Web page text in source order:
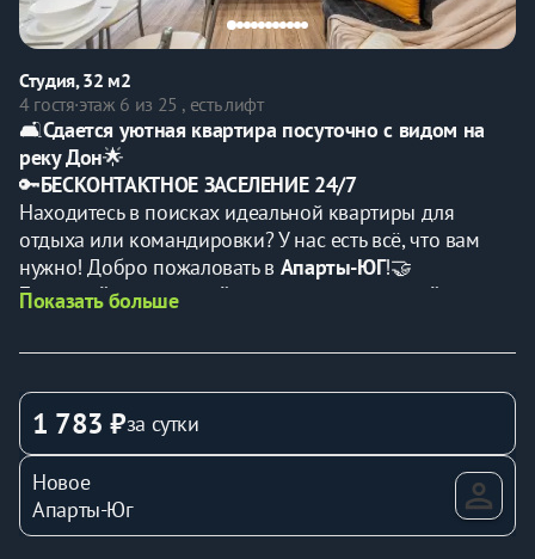
Студия, 32 м2
4 гостя·этаж 6 из 25 , есть лифт
🛋️Сдается уютная квартира посуточно с видом на
реку Дон🌟
🔑БЕСКОНТАКТНОЕ ЗАСЕЛЕНИЕ 24/7
Находитесь в поисках идеальной квартиры для
отдыха или командировки? У нас есть всё, что вам
нужно! Добро пожаловать в Апарты-ЮГ!🤝
Бронируйте прямо сейчас квартиру по самой
Прежде чем забронировать, пожалуйста,
———————————————————————————
🌟Почему стоит выбрать нашу квартиру?
✅Закрытый ЖК премиум класса: ваш уют и
безопасность на первом месте.
✅Потрясающий вид на реку Дон
великолепными закатами из окна.
Показать больше
1 783 ₽за сутки
Новое
Апарты-Юг